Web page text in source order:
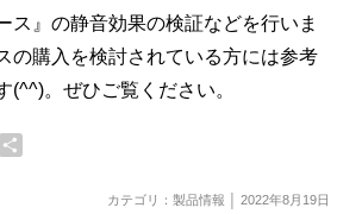
ス』の静音効果の検証などを行いま
の購入を検討されている方には参考
(^^)。ぜひご覧ください。
Blogger
カテゴリ：製品情報 │ 2022年8月19日